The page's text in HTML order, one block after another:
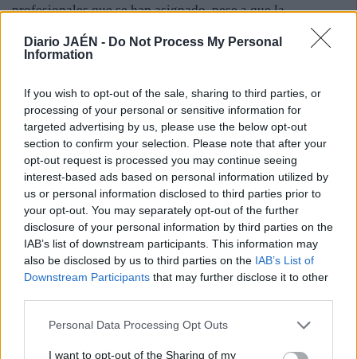
Diario JAÉN - Do Not Process My Personal
Information
If you wish to opt-out of the sale, sharing to third parties, or
processing of your personal or sensitive information for
targeted advertising by us, please use the below opt-out
section to confirm your selection. Please note that after your
opt-out request is processed you may continue seeing
interest-based ads based on personal information utilized by
us or personal information disclosed to third parties prior to
your opt-out. You may separately opt-out of the further
disclosure of your personal information by third parties on the
IAB’s list of downstream participants. This information may
also be disclosed by us to third parties on the IAB’s List of
Downstream Participants that may further disclose it to other
Personal Data Processing Opt Outs
I want to opt-out of the Sharing of my
profesionales que se han asignado, pese a que la
información de los cuadrantes que tienen aún está por
perfilar.
turno mínimo en el parque, y las 10 personas que hemos
estado habitualmente en la feria”, apuntó el trabajador,
que, como Enrique García, lamentó que estos lodos son el
resultado del “déficit estructural de plantilla” que acusa el
servicio. Desde el mandato anterior no se cubren las bajas
que se producen, lo que ha esquilmado el Cuerpo en una
veintena de personas. Como consecuencia, las 100 horas
de libre disposición que estos profesionales y los de la
Policía Local cedieron al Ayuntamiento a cambio de la
descarga de horas extraordinarias en el capítulo 1 de
personal “son insuficientes” para cubrir todas las fiestas
que están en rojo en el calendario local.
“Hay que tomar medidas urgentes”, recalcó Chica. La
información “oficiosa” que ha llegado a los sindicatos es